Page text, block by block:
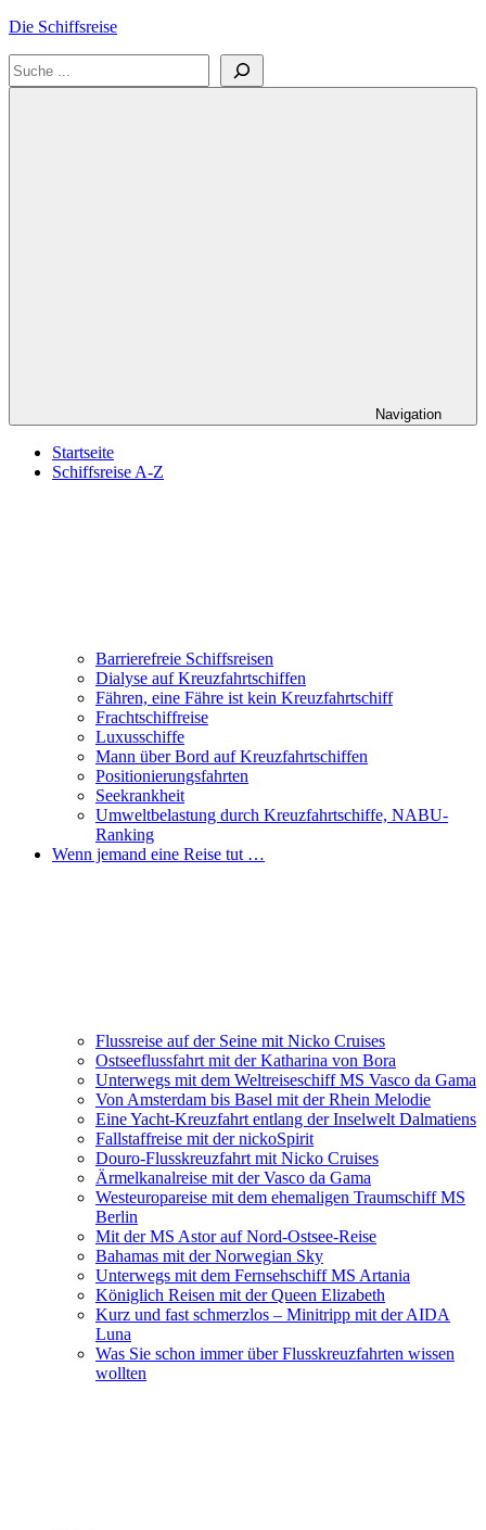
Zum
springen
Die Schiffsreise
Literatur-
Suchen
Navigation
Startseite
Schiffsreise A-Z
Barrierefreie Schiffsreisen
Dialyse auf Kreuzfahrtschiffen
Fähren, eine Fähre ist kein Kreuzfahrtschiff
Frachtschiffreise
Luxusschiffe
Mann über Bord auf Kreuzfahrtschiffen
Positionierungsfahrten
Seekrankheit
Umweltbelastung durch Kreuzfahrtschiffe, NABU-
Ranking
Wenn jemand eine Reise tut …
Flussreise auf der Seine mit Nicko Cruises
Ostseeflussfahrt mit der Katharina von Bora
Unterwegs mit dem Weltreiseschiff MS Vasco da Gama
Von Amsterdam bis Basel mit der Rhein Melodie
Eine Yacht-Kreuzfahrt entlang der Inselwelt Dalmatiens
Fallstaffreise mit der nickoSpirit
Douro-Flusskreuzfahrt mit Nicko Cruises
Ärmelkanalreise mit der Vasco da Gama
Westeuropareise mit dem ehemaligen Traumschiff MS
Berlin
Mit der MS Astor auf Nord-Ostsee-Reise
Bahamas mit der Norwegian Sky
Unterwegs mit dem Fernsehschiff MS Artania
Königlich Reisen mit der Queen Elizabeth
Kurz und fast schmerzlos – Minitripp mit der AIDA
Luna
Was Sie schon immer über Flusskreuzfahrten wissen
wollten